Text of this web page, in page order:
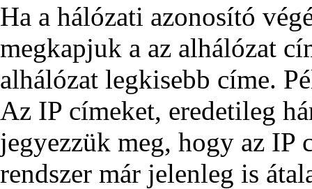
Ha a hálózati azonosító
megkapjuk a az alhálózat
alhálózat legkisebb címe.
Az IP címeket, eredetileg
jegyezzük meg, hogy az IP
rendszer már jelenleg is